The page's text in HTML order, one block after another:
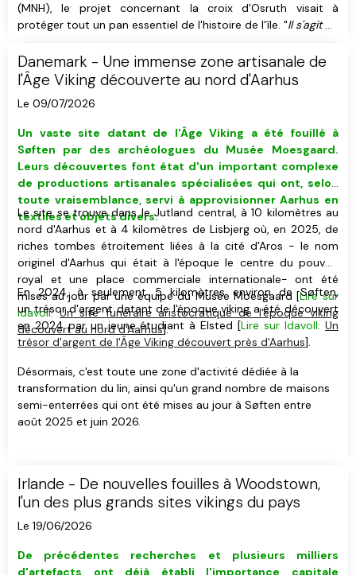
(MNH), le projet concernant la croix d'Osruth visait à
protéger tout un pan essentiel de l'histoire de l'île. "Il s'agit de
que nous possédons.", a-t-il déclaré.
Danemark - Une immense zone artisanale de
l'Âge Viking découverte au nord d'Aarhus
Le 09/07/2026
Un vaste site datant de l'Âge Viking a été fouillé à
Søften par des archéologues du Musée Moesgaard.
Leurs découvertes font état d'un important complexe
de productions artisanales spécialisées qui ont, selon
toute vraisemblance, servi à approvisionner Aarhus en
textiles et objets divers.
Le site se trouve dans le Jutland central, à 10 kilomètres au
nord d'Aarhus et à 4 kilomètres de Lisbjerg où, en 2025, de
riches tombes étroitement liées à la cité d'Aros - le nom
originel d'Aarhus qui était à l'époque le centre du pouvoir
royal et une place commerciale internationale- ont été
mises au jour par une équipe du Musée Moesgaard [Lire sur
Idavoll:Un site funéraire aristocratique de l'époque viking
découvert au nord d'Aarhus].
En 2024, à seulement 5 kilomètres environ de Søften,
un trésor d'argent datant de l'époque viking a été découvert
en 2024 par un jeune étudiant à Elsted [Lire sur Idavoll: Un
trésor d'argent de l'Âge Viking découvert près d'Aarhus].
Désormais, c'est toute une zone d'activité dédiée à la
transformation du lin, ainsi qu'un grand nombre de maisons
semi-enterrées qui ont été mises au jour à Søften entre
août 2025 et juin 2026.
Irlande - De nouvelles fouilles à Woodstown,
l'un des plus grands sites vikings du pays
Le 19/06/2026
De précédentes recherches et plusieurs milliers
d'artefacts ont déjà établi l'importance capitale